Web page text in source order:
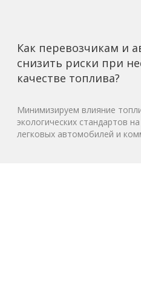
Как перевозчикам и
снизить риски при
качестве топлива?
Минимизируем влияние
экологических стандартов
легковых автомобилей и